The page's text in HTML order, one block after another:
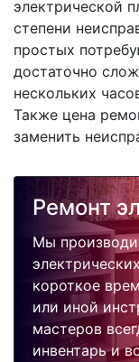
электрической
степени
простых
достаточно
нескольких
Также цена
заменить
Ремонт
Мы
короткое
или иной
мастеров
инвентарь и